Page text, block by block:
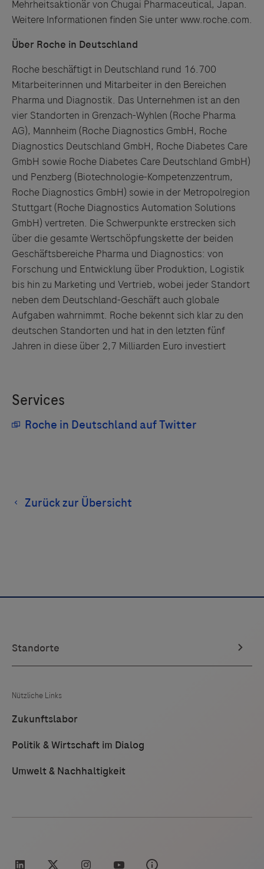
Mehrheitsaktionär von Chugai Pharmaceutical, Japan.
Weitere Informationen finden Sie unter www.roche.com.
Über Roche in Deutschland
Roche beschäftigt in Deutschland rund 16.700
Mitarbeiterinnen und Mitarbeiter in den Bereichen
Pharma und Diagnostik. Das Unternehmen ist an den
vier Standorten in Grenzach-Wyhlen (Roche Pharma
AG), Mannheim (Roche Diagnostics GmbH, Roche
Diagnostics Deutschland GmbH, Roche Diabetes Care
GmbH sowie Roche Diabetes Care Deutschland GmbH)
und Penzberg (Biotechnologie-Kompetenzzentrum,
Roche Diagnostics GmbH) sowie in der Metropolregion
Stuttgart (Roche Diagnostics Automation Solutions
GmbH) vertreten. Die Schwerpunkte erstrecken sich
über die gesamte Wertschöpfungskette der beiden
Geschäftsbereiche Pharma und Diagnostics: von
Forschung und Entwicklung über Produktion, Logistik
bis hin zu Marketing und Vertrieb, wobei jeder Standort
neben dem Deutschland-Geschäft auch globale
Aufgaben wahrnimmt. Roche bekennt sich klar zu den
deutschen Standorten und hat in den letzten fünf
Jahren in diese über 2,7 Milliarden Euro investiert